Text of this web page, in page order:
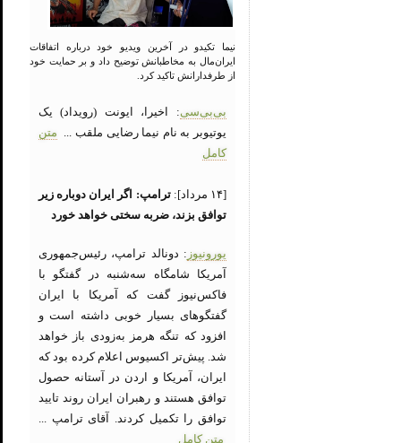
نیما تکیدو در آخرین ویدیو خود درباره اتفاقات
ایران‌مال به مخاطبانش توضیح داد و بر حمایت خود
از طرفدارانش تاکید کرد.
بی‌بی‌سی: اخیرا، ایونت (رویداد) یک
یوتیوبر به نام نیما رضایی ملقب ... متن
کامل
[۱۴ مرداد]:
ترامپ: اگر ایران دوباره زیر
توافق بزند، ضربه سختی خواهد خورد
یورونیوز : دونالد ترامپ، رئیس‌جمهوری
آمریکا شامگاه سه‌شنبه در گفتگو با
فاکس‌نیوز گفت که آمریکا با ایران
گفتگوهای بسیار خوبی داشته است و
افزود که تنگه هرمز به‌زودی باز خواهد
شد. پیش‌تر اکسیوس اعلام کرده بود که
ایران، آمریکا و اردن در آستانه حصول
توافق هستند و رهبران ایران روند تایید
توافق را تکمیل کردند. آقای ترامپ ...
متن کامل